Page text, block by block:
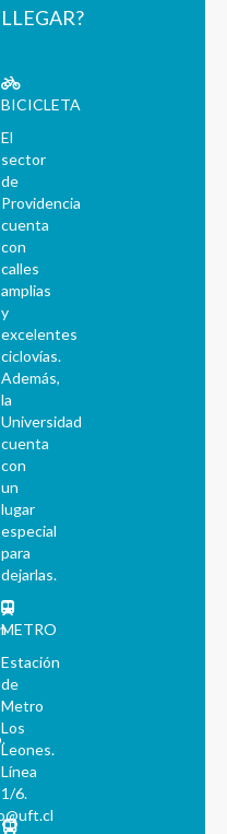
LLEGAR?
BICICLETA
El
sector
de
Providencia
cuenta
con
calles
amplias
y
excelentes
ciclovías.
Además,
la
Universidad
cuenta
con
un
lugar
especial
para
dejarlas.
METRO
Estación
de
Metro
Los
Leones.
Línea
1/6.